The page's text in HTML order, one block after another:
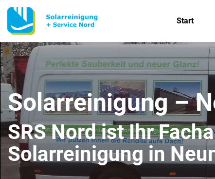
Start
Solarreinigung –
SRS Nord ist Ihr
Solarreinigung in